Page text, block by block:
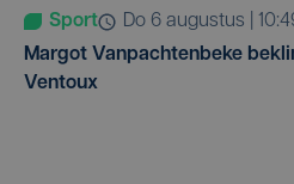
Sport
do 6 augustus |
Margot Vanpachtenbeke
Ventoux